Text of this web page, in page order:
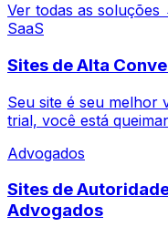
Ver todas as soluções
SaaS
Sites de Alta
Seu site é seu melhor
trial, você está
Advogados
Sites de
Advogados